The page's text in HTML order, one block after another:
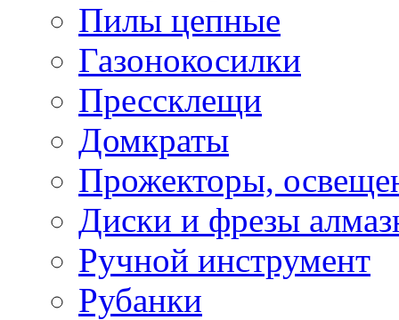
Пилы цепные
Газонокосилки
Прессклещи
Домкраты
Прожекторы,
Диски и фрезы
Ручной инструмент
Рубанки